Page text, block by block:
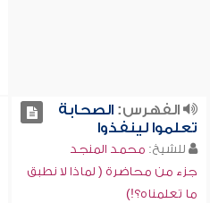
الفهرس:الصحابة
تعلموا لينفذوا
للشيخ: محمد المنجد
جزء من محاضرة ( لماذا لا نطبق
ما تعلمناه؟!)